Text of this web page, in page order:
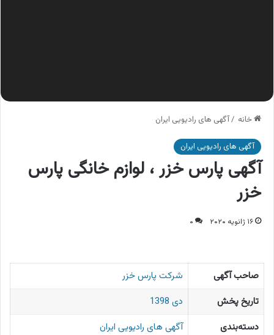
خانه /آگهی های رادیویی ایران
آگهی های رادیویی ایران
آگهی پارس خزر ، لوازم خانگی پارس
خزر
۱۶ ژانویه ۲۰۲۰ ۰
صاحب آگهی
شرکت پارس خزر
تاریخ پخش
دی 1398
دسته‌بندی
آگهی های رادیویی ایران